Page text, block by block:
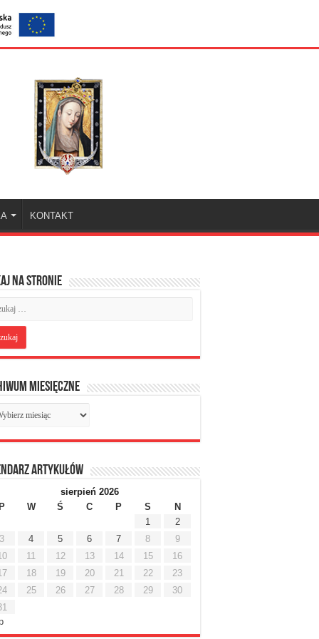
KONTAKT
na stronie
miesięczne
artykułów
sierpień 2026
P
W Ś C P S
N
1
2
3
4 5 6 7 8
9
11 12 13 14 15
16
18 19 20 21 22
23
25 26 27 28 29
30